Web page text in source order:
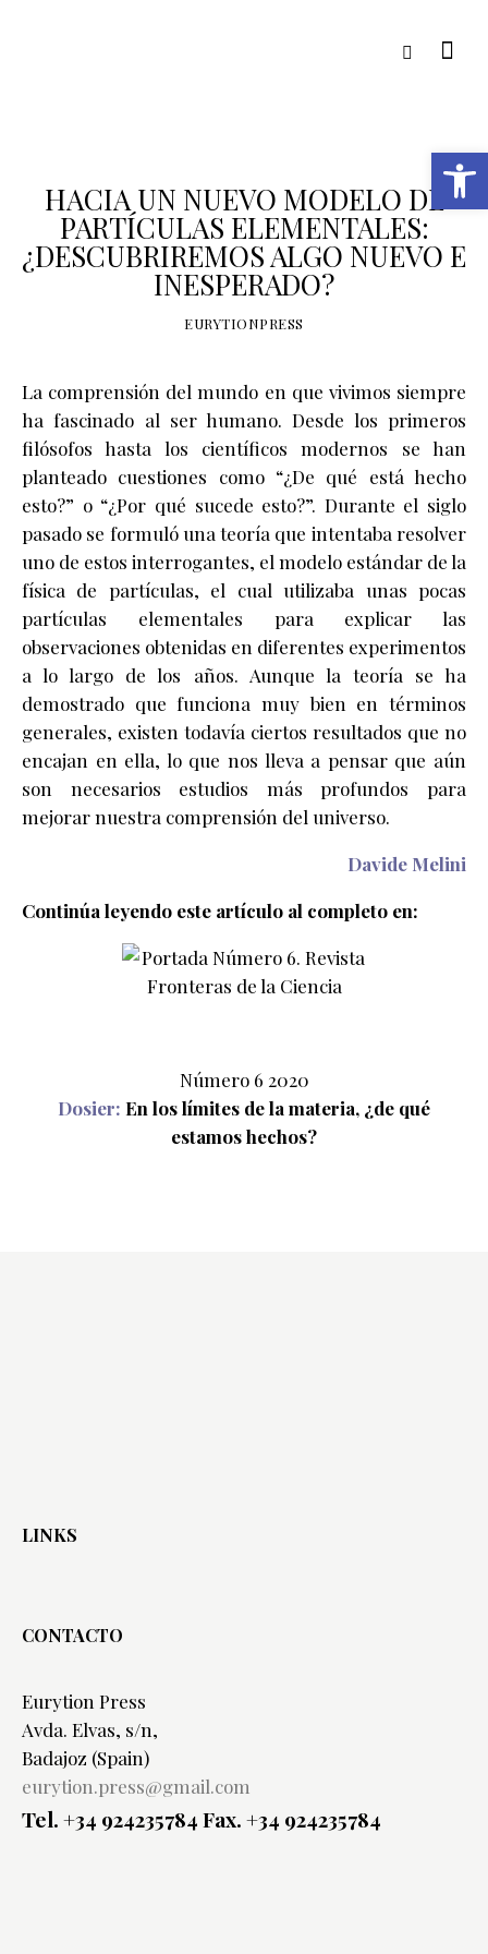
HACIA UN NUEVO MODELO DE
PARTÍCULAS ELEMENTALES:
¿DESCUBRIREMOS ALGO NUEVO E
INESPERADO?
EURYTIONPRESS
La comprensión del mundo en que vivimos siempre
ha fascinado al ser humano. Desde los primeros
filósofos hasta los científicos modernos se han
planteado cuestiones como “¿De qué está hecho
esto?” o “¿Por qué sucede esto?”. Durante el siglo
pasado se formuló una teoría que intentaba resolver
uno de estos interrogantes, el modelo estándar de la
física de partículas, el cual utilizaba unas pocas
partículas elementales para explicar las
observaciones obtenidas en diferentes experimentos
a lo largo de los años. Aunque la teoría se ha
demostrado que funciona muy bien en términos
generales, existen todavía ciertos resultados que no
encajan en ella, lo que nos lleva a pensar que aún
son necesarios estudios más profundos para
mejorar nuestra comprensión del universo.
Davide Melini
Continúa leyendo este artículo al completo en:
Número 6 2020
Dosier: En los límites de la materia, ¿de qué
estamos hechos?
LINKS
CONTACTO
Eurytion Press
Avda. Elvas, s/n,
Badajoz (Spain)
eurytion.press@gmail.com
Tel. +34 924235784Fax. +34 924235784
Open toolbar